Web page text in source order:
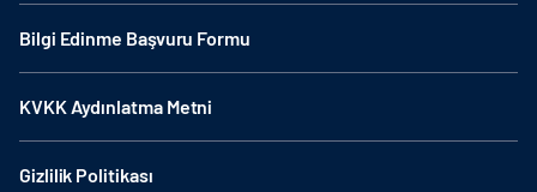
Bilgi Edinme Başvuru Formu
KVKK Aydınlatma Metni
Gizlilik Politikası